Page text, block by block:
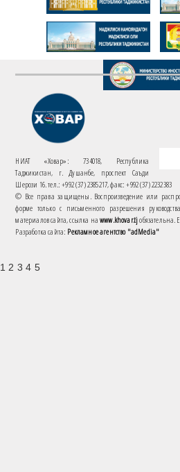
НИАТ «Ховар»: 734018, Республика
Таджикистан, г. Душанбе, проспект Саъди
Шерози 16. тел.: +992 (37) 2385217, факс: +992 (37) 2232383
© Все права защищены. Воспроизведение или
форме только с письменного разрешения руководства
материалов сайта, ссылка наwww.khovar.tjобязательна.
Разработка сайта: Рекламное агентство "adMedia"
1 2 3 4 5